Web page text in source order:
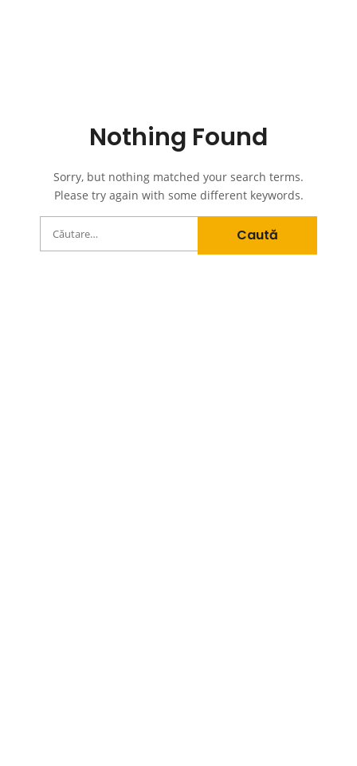
Nothing Found
Sorry, but nothing matched your search terms.
Please try again with some different keywords.